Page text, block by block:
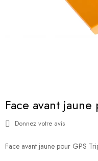
Face avant
Donnez votre avis
Face avant jaune pour GPS